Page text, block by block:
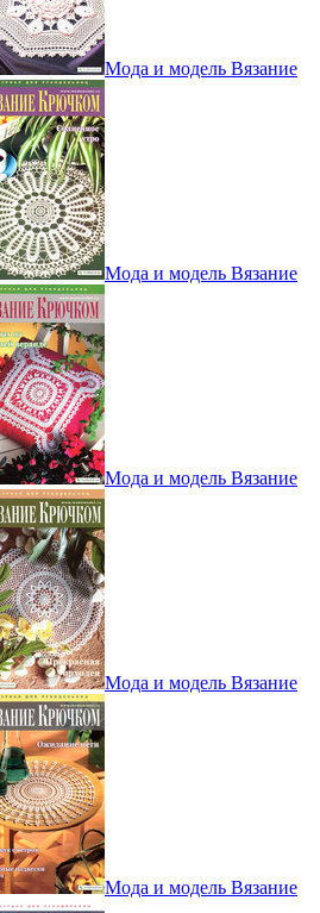
Мода и модель Вязание
Мода и модель Вязание
Мода и модель Вязание
Мода и модель Вязание
Мода и модель Вязание